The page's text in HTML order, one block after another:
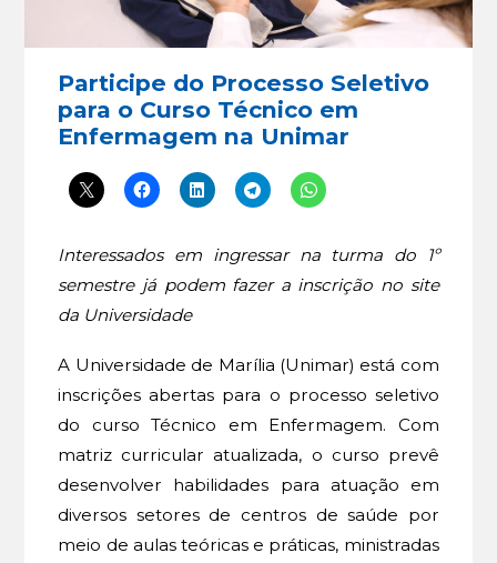
Participe do Processo Seletivo
para o Curso Técnico em
Enfermagem na Unimar
Interessados em ingressar na turma do 1º
semestre já podem fazer a inscrição no site
da Universidade
A Universidade de Marília (Unimar) está com
inscrições abertas para o processo seletivo
do curso Técnico em Enfermagem. Com
matriz curricular atualizada, o curso prevê
desenvolver habilidades para atuação em
diversos setores de centros de saúde por
meio de aulas teóricas e práticas, ministradas